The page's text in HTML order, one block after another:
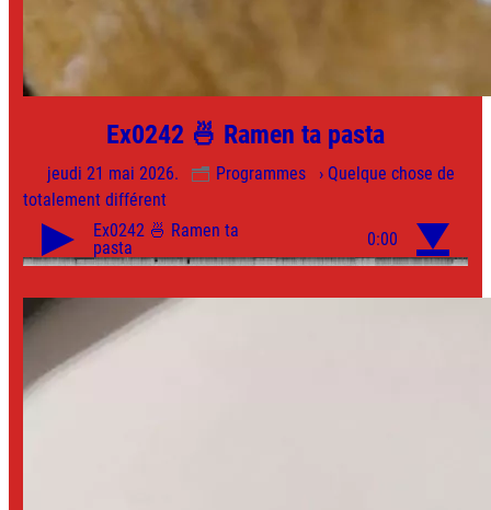
Ex0242 🍜 Ramen ta pasta
jeudi 21 mai 2026. Programmes
› Quelque chose de
totalement différent